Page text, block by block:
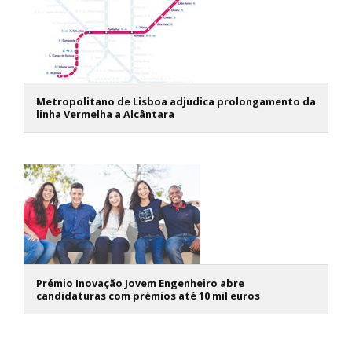
Metropolitano de Lisboa adjudica prolongamento da
linha Vermelha a Alcântara
Prémio Inovação Jovem Engenheiro abre
candidaturas com prémios até 10 mil euros